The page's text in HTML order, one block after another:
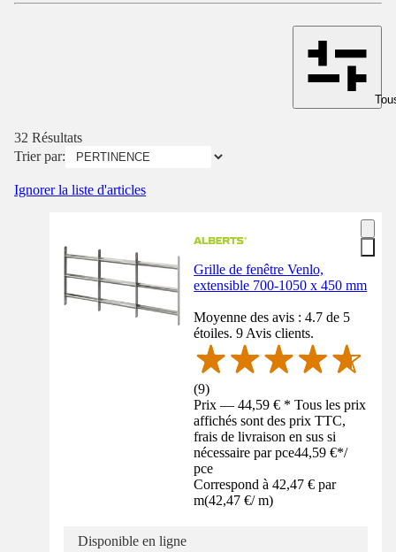
32 Résultats
Trier par:
Ignorer la liste d'articles
Grille de fenêtre Venlo,
extensible 700-1050 x 450 mm
Moyenne des avis : 4.7 de 5
étoiles. 9 Avis clients.
(9)
Prix — 44,59 € * Tous les prix
affichés sont des prix TTC,
frais de livraison en sus si
nécessaire par pce44,59 €*/
pce
Correspond à 42,47 € par
m(42,47 €/ m)
Disponible en ligne